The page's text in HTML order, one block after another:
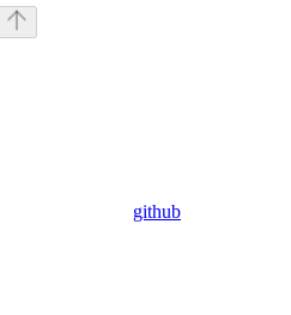
github